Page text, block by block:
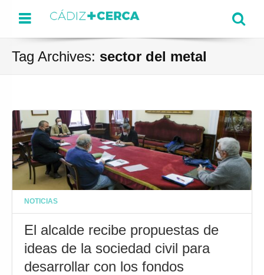
Menu
Tag Archives: sector del metal
NOTICIAS
El alcalde recibe propuestas de
ideas de la sociedad civil para
desarrollar con los fondos